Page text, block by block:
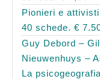
Pionieri e attivisti
40 schede. €
Guy Debord –
Nieuwenhuys –
La